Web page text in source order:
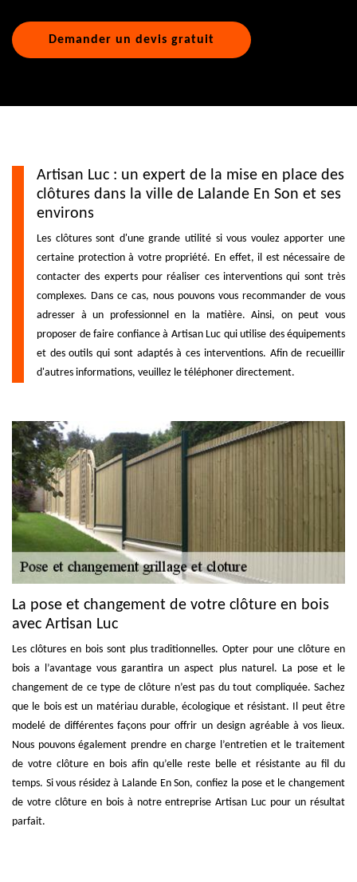
Demander un devis gratuit
Artisan Luc : un expert de la mise en place des
clôtures dans la ville de Lalande En Son et ses
environs
Les clôtures sont d'une grande utilité si vous voulez apporter une
certaine protection à votre propriété. En effet, il est nécessaire de
contacter des experts pour réaliser ces interventions qui sont très
complexes. Dans ce cas, nous pouvons vous recommander de vous
adresser à un professionnel en la matière. Ainsi, on peut vous
proposer de faire confiance à Artisan Luc qui utilise des équipements
et des outils qui sont adaptés à ces interventions. Afin de recueillir
d'autres informations, veuillez le téléphoner directement.
La pose et changement de votre clôture en bois
avec Artisan Luc
Les clôtures en bois sont plus traditionnelles. Opter pour une clôture en
bois a l’avantage vous garantira un aspect plus naturel. La pose et le
changement de ce type de clôture n’est pas du tout compliquée. Sachez
que le bois est un matériau durable, écologique et résistant. Il peut être
modelé de différentes façons pour offrir un design agréable à vos lieux.
Nous pouvons également prendre en charge l’entretien et le traitement
de votre clôture en bois afin qu’elle reste belle et résistante au fil du
temps. Si vous résidez à Lalande En Son, confiez la pose et le changement
de votre clôture en bois à notre entreprise Artisan Luc pour un résultat
parfait.